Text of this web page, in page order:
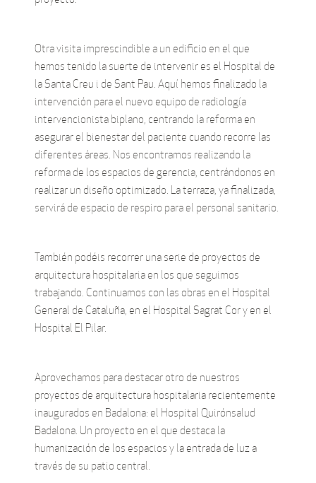
Otra visita imprescindible a un edificio en el que
hemos tenido la suerte de intervenir es el Hospital de
la Santa Creu i de Sant Pau. Aquí hemos finalizado la
intervención para el nuevo equipo de radiología
intervencionista biplano, centrando la reforma en
asegurar el bienestar del paciente cuando recorre las
diferentes áreas. Nos encontramos realizando la
reforma de los espacios de gerencia, centrándonos en
realizar un diseño optimizado. La terraza, ya finalizada,
servirá de espacio de respiro para el personal sanitario.
También podéis recorrer una serie de proyectos de
arquitectura hospitalaria en los que seguimos
trabajando. Continuamos con las obras en el Hospital
General de Cataluña, en el Hospital Sagrat Cor y en el
Hospital El Pilar.
Aprovechamos para destacar otro de nuestros
proyectos de arquitectura hospitalaria recientemente
inaugurados en Badalona: el Hospital Quirónsalud
Badalona. Un proyecto en el que destaca la
humanización de los espacios y la entrada de luz a
través de su patio central.